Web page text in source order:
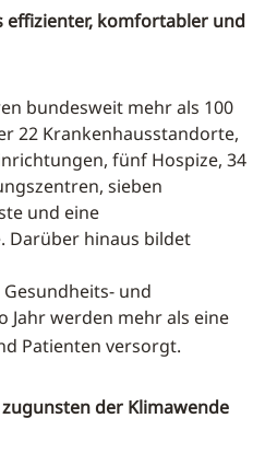
effizienter, komfortabler und
bundesweit mehr als 100
22 Krankenhausstandorte,
fünf Hospize, 34
sieben
und eine
Darüber hinaus bildet
und
Jahr werden mehr als eine
Patienten versorgt.
der Klimawende